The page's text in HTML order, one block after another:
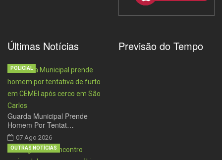
Últimas Notícias
Guarda Municipal Prende
Homem Por Tentat…
07 Ago 2026
POLICIAL
OUTRAS NOTÍCIAS
Previsão do Tempo